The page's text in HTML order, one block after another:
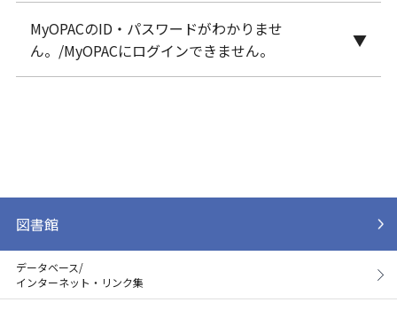
図書の購入希望は一人につき年間で3冊までです。
MyOPACから申し込みが可能です。ログイン後、利用
者サービスの購入希望図書申し込みページからお申
MyOPACのID・パスワードがわかりませ
ん。/MyOPACにログインできません。
板橋：https://forms.gle/1N31xC36N74jQjaZ8
狭山：https://forms.gle/hm1s5dfPVf4hbWGP7
図書館
データベース/
インターネット・リンク集